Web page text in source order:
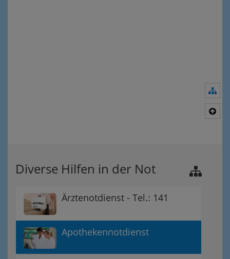
Diverse Hilfen in der Not
Ärztenotdienst - Tel.: 141
Apothekennotdienst